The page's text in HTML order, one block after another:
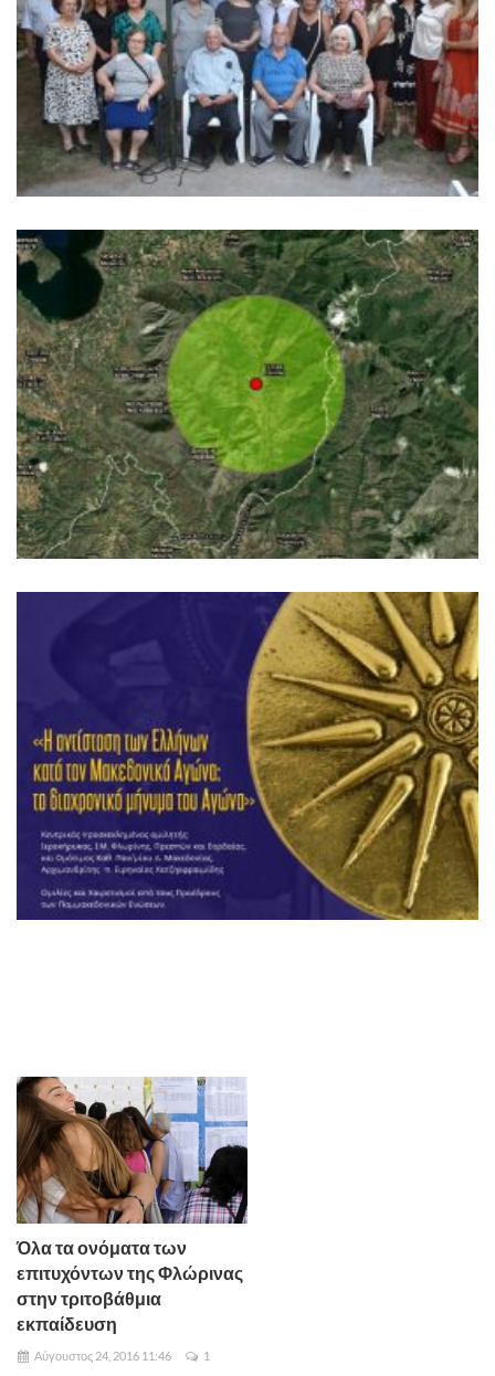
Όλα τα ονόματα των
επιτυχόντων της Φλώρινας
στην τριτοβάθμια
εκπαίδευση
Αύγουστος 24, 2016 11:46 1